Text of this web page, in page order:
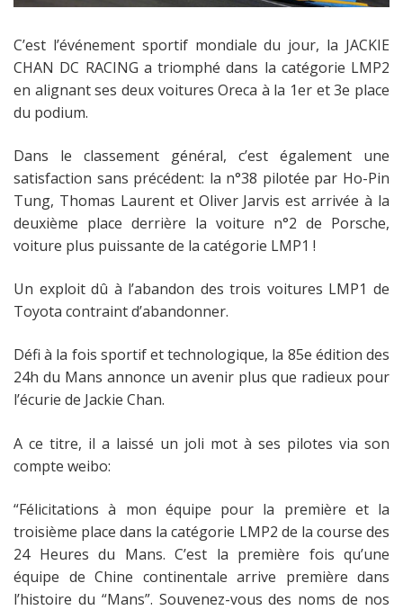
C’est l’événement sportif mondiale du jour, la JACKIE
CHAN DC RACING a triomphé dans la catégorie LMP2
en alignant ses deux voitures Oreca à la 1er et 3e place
du podium.
Dans le classement général, c’est également une
satisfaction sans précédent: la n°38 pilotée par Ho-Pin
Tung, Thomas Laurent et Oliver Jarvis est arrivée à la
deuxième place derrière la voiture n°2 de Porsche,
voiture plus puissante de la catégorie LMP1 !
Un exploit dû à l’abandon des trois voitures LMP1 de
Toyota contraint d’abandonner.
Défi à la fois sportif et technologique, la 85e édition des
24h du Mans annonce un avenir plus que radieux pour
l’écurie de Jackie Chan.
A ce titre, il a laissé un joli mot à ses pilotes via son
compte weibo:
“Félicitations à mon équipe pour la première et la
troisième place dans la catégorie LMP2 de la course des
24 Heures du Mans. C’est la première fois qu’une
équipe de Chine continentale arrive première dans
l’histoire du “Mans”. Souvenez-vous des noms de nos